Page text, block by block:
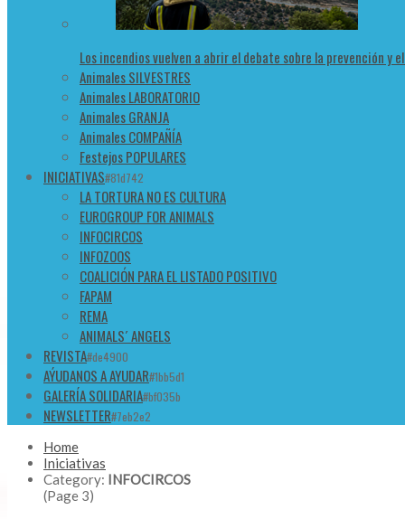
Los incendios vuelven a abrir el debate sobre la prevención y
Animales SILVESTRES
Animales LABORATORIO
Animales GRANJA
Animales COMPAÑÍA
Festejos POPULARES
INICIATIVAS#81d742
LA TORTURA NO ES CULTURA
EUROGROUP FOR ANIMALS
INFOCIRCOS
INFOZOOS
COALICIÓN PARA EL LISTADO POSITIVO
FAPAM
REMA
ANIMALS´ ANGELS
REVISTA#de4900
AÝUDANOS A AYUDAR#1bb5d1
GALERÍA SOLIDARIA#bf035b
NEWSLETTER#7eb2e2
Home
Iniciativas
Category: INFOCIRCOS
(Page 3)